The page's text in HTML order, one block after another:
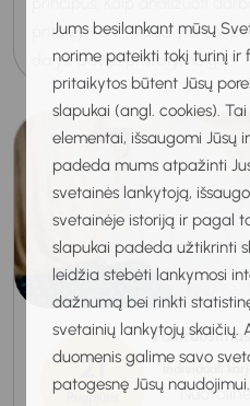
Jums besilankant mūsų
norime pateikti tokį turinį ir
pritaikytos būtent Jūsų
slapukai (angl. cookies).
elementai, išsaugomi Jūsų
padeda mums atpažinti
svetainės lankytoją,
svetainėje istoriją ir pagal
slapukai padeda užtikrinti
leidžia stebėti lankymosi
dažnumą bei rinkti
svetainių lankytojų skaičių.
duomenis galime savo
patogesnę Jūsų naudojimui.
pritaikyti CV? Kokia yra CV
dalys. Savęs pristatymo ga...
21
Rugpjūtis
Individuali